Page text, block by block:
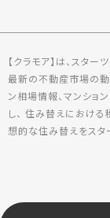
【クラモア】は、スタ
最新の不動産市場の動
ン相場情報、マンショ
し、 住み替えにおけ
想的な住み替えをスタ